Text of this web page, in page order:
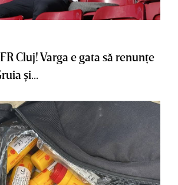
Cluj! Varga e gata să renunţe
şi...